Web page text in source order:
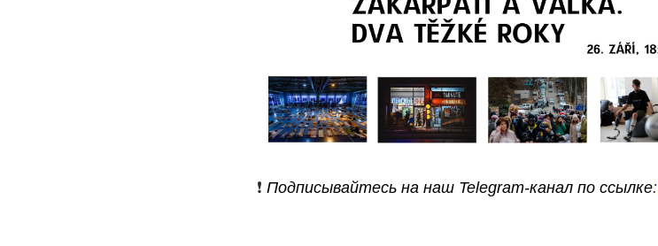
❗️ Подписывайтесь на наш Telegram-канал по ссылке: